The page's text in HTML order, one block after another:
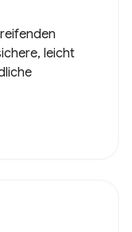
leicht